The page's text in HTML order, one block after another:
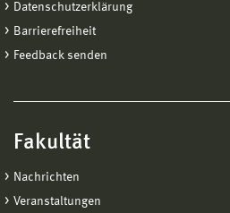
Datenschutzerklärung
Barrierefreiheit
Feedback senden
Fakultät
Nachrichten
Veranstaltungen